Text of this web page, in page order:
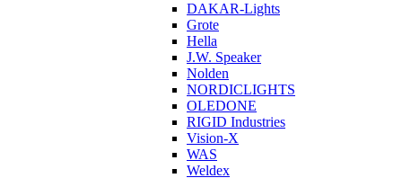
DAKAR-Lights
Grote
Hella
J.W. Speaker
Nolden
NORDICLIGHTS
OLEDONE
RIGID Industries
Vision-X
WAS
Weldex